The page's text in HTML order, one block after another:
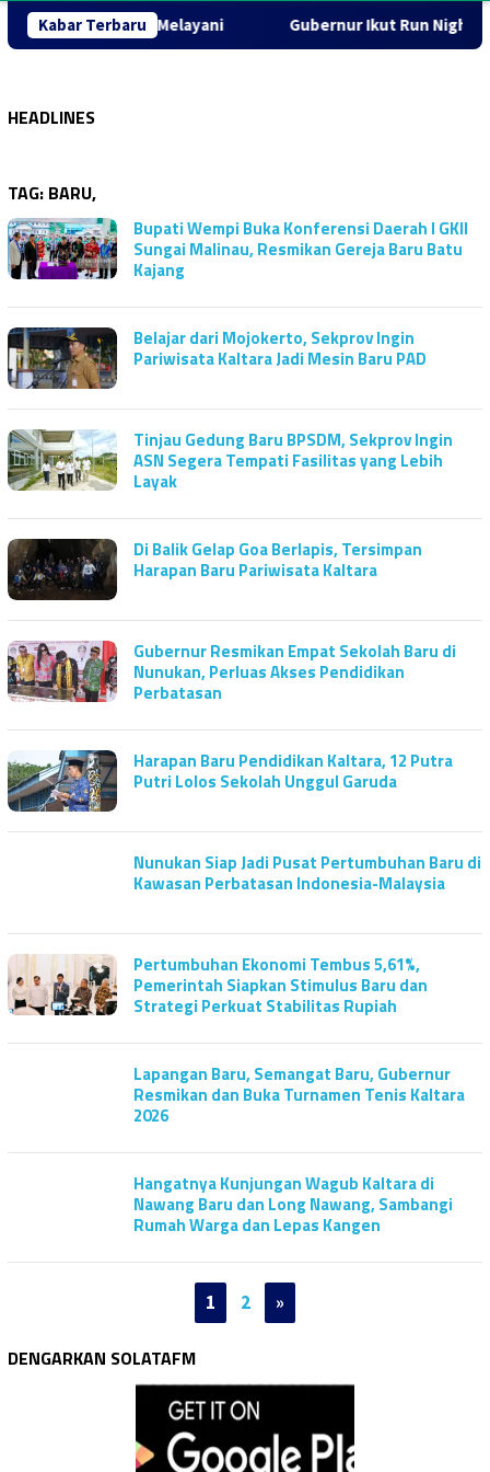
Kabar Terbaru
Semangat Melayani Gubernur Ikut Run Night Slipi,
HEADLINES
TAG: BARU,
Bupati Wempi Buka Konferensi Daerah I GKII
Sungai Malinau, Resmikan Gereja Baru Batu
Kajang
Belajar dari Mojokerto, Sekprov Ingin
Pariwisata Kaltara Jadi Mesin Baru PAD
Tinjau Gedung Baru BPSDM, Sekprov Ingin
ASN Segera Tempati Fasilitas yang Lebih
Layak
Di Balik Gelap Goa Berlapis, Tersimpan
Harapan Baru Pariwisata Kaltara
Gubernur Resmikan Empat Sekolah Baru di
Nunukan, Perluas Akses Pendidikan
Perbatasan
Harapan Baru Pendidikan Kaltara, 12 Putra
Putri Lolos Sekolah Unggul Garuda
Nunukan Siap Jadi Pusat Pertumbuhan Baru di
Kawasan Perbatasan Indonesia-Malaysia
Pertumbuhan Ekonomi Tembus 5,61%,
Pemerintah Siapkan Stimulus Baru dan
Strategi Perkuat Stabilitas Rupiah
Lapangan Baru, Semangat Baru, Gubernur
Resmikan dan Buka Turnamen Tenis Kaltara
2026
Hangatnya Kunjungan Wagub Kaltara di
Nawang Baru dan Long Nawang, Sambangi
Rumah Warga dan Lepas Kangen
1 2 »
DENGARKAN SOLATAFM